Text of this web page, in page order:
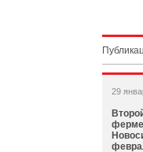
29